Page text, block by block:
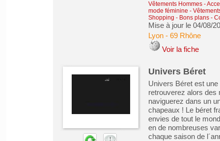
Vêtements Hommes -
mode féminine -
Shopping - Bons plans -
Mise à jour le 04/08/
Lyon- 69 Rhône
Voir la fiche
Univers Béret
Univers Béret est
retrouverez alors des
naviguerez dans un
chapeaux ! Le béret
envies de tout le
en de nombreuses
chaque saison de